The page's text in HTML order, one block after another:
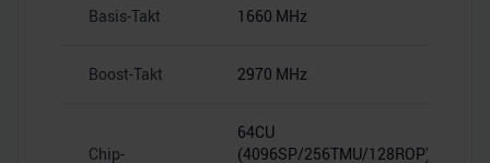
Basis-Takt 1660 MHz
Boost-Takt 2970 MHz
Chip-
64CU
(4096SP/256TMU/128ROP)